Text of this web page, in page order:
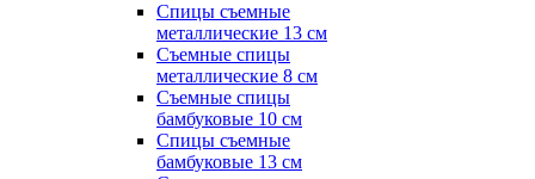
Спицы съемные
металлические 13 см
Съемные спицы
металлические 8 см
Съемные спицы
бамбуковые 10 см
Спицы съемные
бамбуковые 13 см